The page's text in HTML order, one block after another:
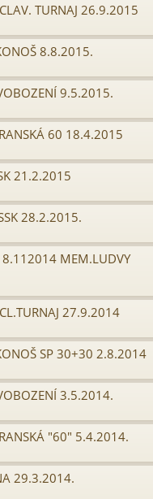
TURNAJ 26.9.2015
8.8.2015.
9.5.2015.
60 18.4.2015
21.2.2015
28.2.2015.
8.112014 MEM.LUDVY
27.9.2014
SP 30+30 2.8.2014
3.5.2014.
"60" 5.4.2014.
29.3.2014.